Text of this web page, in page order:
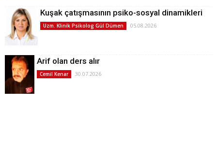
Kuşak çatışmasının psiko-sosyal dinamikleri
Uzm. Klinik Psikolog Gül Dümen 05.08.2026
Arif olan ders alır
Cemil Kenar 30.07.2026